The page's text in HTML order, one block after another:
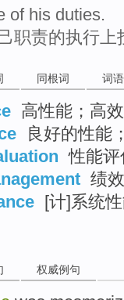
of his duties.
职责的执行上
同根词 词
高性能；高
良好的性能
性能评
绩
[计]系统
权威例句